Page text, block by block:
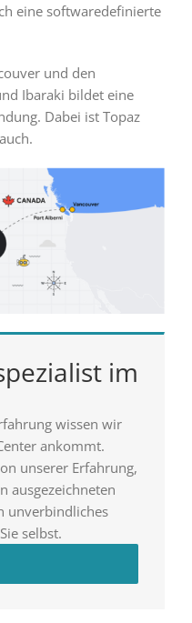
eine softwaredefinierte
und den
Ibaraki bildet eine
Dabei ist Topaz
im
wissen wir
ankommt.
unserer Erfahrung,
ausgezeichneten
unverbindliches
selbst.